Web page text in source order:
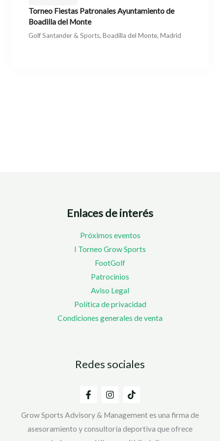
Torneo Fiestas Patronales Ayuntamiento de
Boadilla del Monte
Golf Santander & Sports, Boadilla del Monte, Madrid
Enlaces de interés
Próximos eventos
I Torneo Grow Sports
FootGolf
Patrocinios
Aviso Legal
Política de privacidad
Condiciones generales de venta
Redes sociales
Grow Sports Advisory & Management es una firma de
asesoramiento y consultoría deportiva que ofrece